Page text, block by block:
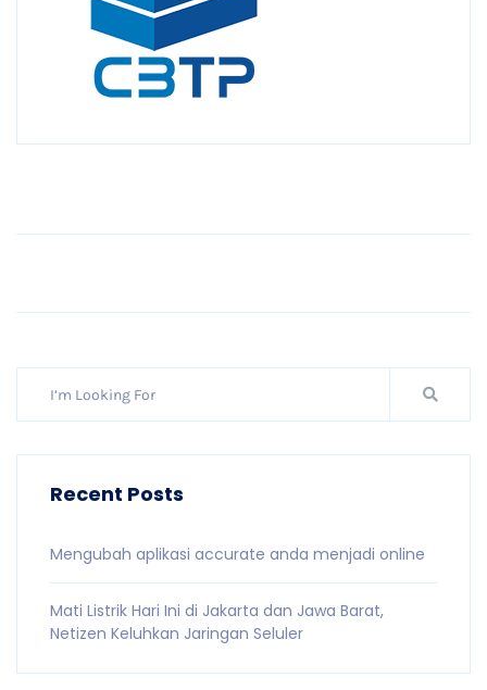
Recent Posts
Mengubah aplikasi accurate anda menjadi online
Mati Listrik Hari Ini di Jakarta dan Jawa Barat,
Netizen Keluhkan Jaringan Seluler